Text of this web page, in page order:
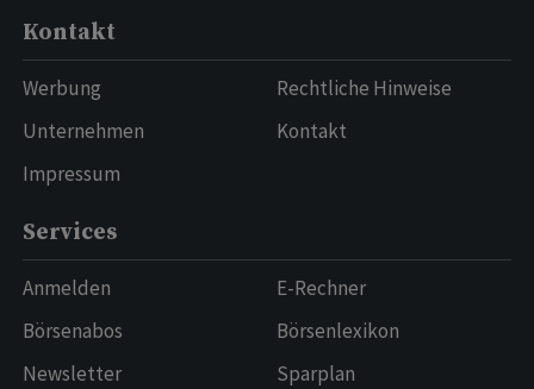
Kontakt
Werbung
Unternehmen
Impressum
Rechtliche Hinweise
Kontakt
Services
Anmelden
Börsenabos
Newsletter
E-Rechner
Börsenlexikon
Sparplan